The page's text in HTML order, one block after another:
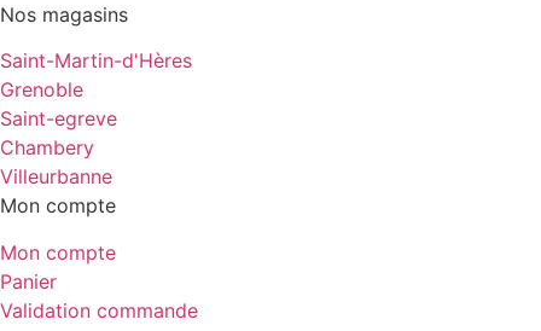
Nos magasins
Saint-Martin-d'Hères
Grenoble
Saint-egreve
Chambery
Villeurbanne
Mon compte
Mon compte
Panier
Validation commande